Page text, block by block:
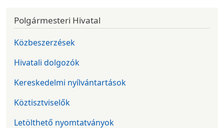
Polgármesteri Hivatal
Közbeszerzések
Hivatali dolgozók
Kereskedelmi nyílvántartások
Köztisztviselők
Letölthető nyomtatványok